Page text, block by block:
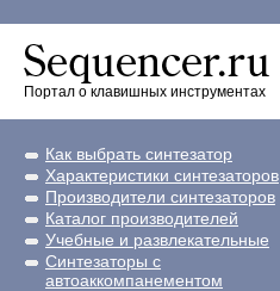
Портал о клавишных инструментах
Как выбрать синтезатор
Характеристики синтезаторов
Производители синтезаторов
Каталог производителей
Учебные и развлекательные
Синтезаторы с
автоаккомпанементом